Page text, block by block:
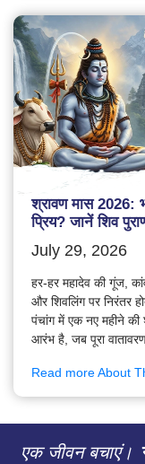
श्रावण मास 2026:
प्रिय? जानें शिव
July 29, 2026
हर-हर महादेव की गूंज,
और शिवलिंग पर निरंतर
पंचांग में एक नए महीने
आरंभ है, जब पूरा
Read more About
एक जीवन बचाएं।